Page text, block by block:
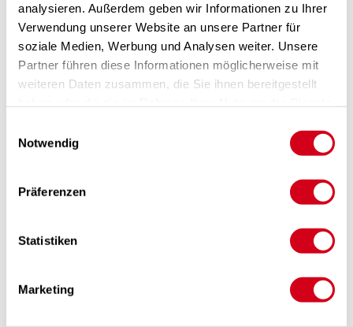
analysieren. Außerdem geben wir Informationen zu Ihrer
Verwendung unserer Website an unsere Partner für
soziale Medien, Werbung und Analysen weiter. Unsere
Partner führen diese Informationen möglicherweise mit
weiteren Daten zusammen, die Sie ihnen bereitgestellt
Notwendig
Präferenzen
Statistiken
Marketing
MiWi Funksensoren
08Betriebsanleitung_MiWI Gateway.pdf(1,7 MB)
Modbuslisten LG-Serie
LIST_Modbus_ES1015_FW_LG150AB_LG250A_v2.0.0.xlsx
(33,3 kB)
LIST_Modbus_ES2020_FW_LG350_LG450_LG740_LG1000_v2.0.0.xlsx
BACnet
EDE_ES2020_LG350_450_740_1000SK_v1.zip
(2,7 kB)